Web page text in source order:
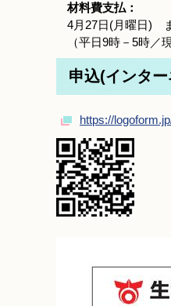
材料費支払：
4月27日(月曜日)
（平日9時－5時／
申込(インター
https://